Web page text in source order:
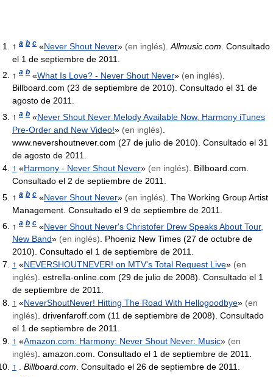
↑ a b c «Never Shout Never» (en inglés) Allmusic.com . Consultado
el 1 de septiembre de 2011.
↑ a b «What Is Love? - Never Shout Never» (en inglés)
Billboard.com (23 de septiembre de 2010). Consultado el 31 de
agosto de 2011.
↑ a b «Never Shout Never Melody Available Now, Harmony iTunes
Pre-Order and New Video!» (en inglés)
www.nevershoutnever.com (27 de julio de 2010). Consultado el 31
de agosto de 2011.
↑ «Harmony - Never Shout Never» (en inglés) . Billboard.com.
Consultado el 2 de septiembre de 2011.
↑ a b c «Never Shout Never» (en inglés) . The Working Group Artist
Management. Consultado el 9 de septiembre de 2011.
↑ a b c «Never Shout Never's Christofer Drew Speaks About Tour,
New Band» (en inglés). Phoeniz New Times (27 de octubre de
2010). Consultado el 1 de septiembre de 2011.
↑ «NEVERSHOUTNEVER! on MTV's Total Request Live» (en
inglés). estrella-online.com (29 de julio de 2008). Consultado el 1
de septiembre de 2011.
↑ «NeverShoutNever! Hitting The Road With Hellogoodbye» (en
inglés). drivenfaroff.com (11 de septiembre de 2008). Consultado
el 1 de septiembre de 2011.
↑ «Amazon.com: Harmony: Never Shout Never: Music» (en
inglés). amazon.com. Consultado el 1 de septiembre de 2011.
↑ . Billboard.com. Consultado el 26 de septiembre de 2011.